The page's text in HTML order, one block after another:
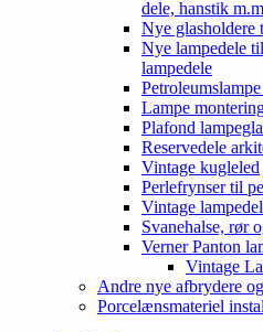
dele, hanstik m.m
Nye glasholdere
Nye lampedele
lampedele
Lampe
Plafond
Reservedele
Vintage kugleled
Perlefrynser til
Vintage
Svanehalse, rør
Verner Panton
Vintage
Andre nye afbrydere
Porcelænsmateriel